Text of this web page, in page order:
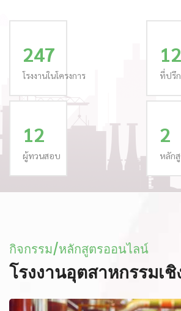
247
โรงงานในโครงการ
12
ที่ปรึ
12
ผู้ทวนสอบ
2
หลัก
กิจกรรม/หลักสูตรออนไลน์
โรงงานอุตสาหกรรมเชิ